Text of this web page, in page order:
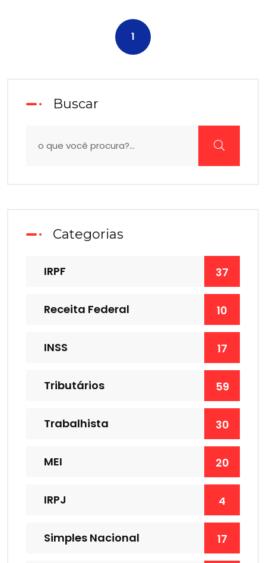
1
Buscar
Categorias
IRPF 37
Receita Federal 10
INSS 17
Tributários 59
Trabalhista 30
MEI 20
IRPJ 4
Simples Nacional 17